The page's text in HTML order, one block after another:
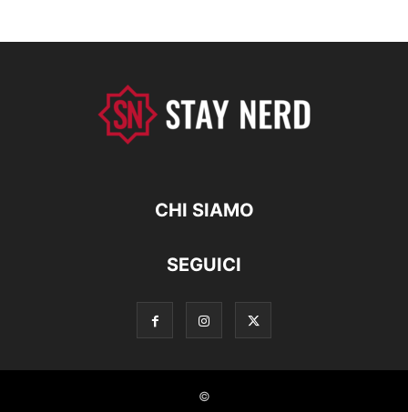
CHI SIAMO
SEGUICI
©